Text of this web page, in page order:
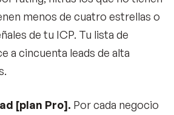
menos de cuatro estrellas o
de tu ICP. Tu lista de
a cincuenta leads de alta
[plan Pro]. Por cada negocio